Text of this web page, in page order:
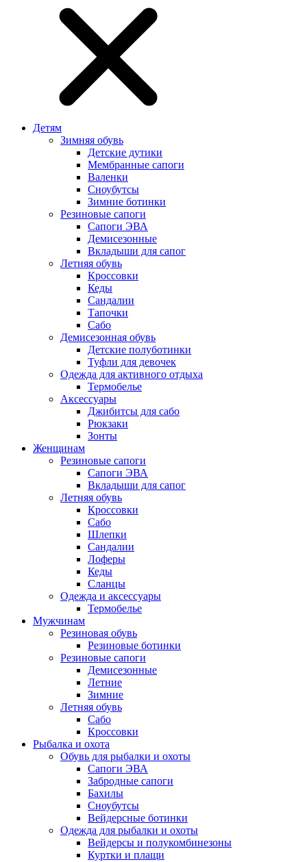
Детям
Зимняя обувь
Детские дутики
Мембранные сапоги
Валенки
Сноубутсы
Зимние ботинки
Резиновые сапоги
Сапоги ЭВА
Демисезонные
Вкладыши для сапог
Летняя обувь
Кроссовки
Кеды
Сандалии
Тапочки
Сабо
Демисезонная обувь
Детские полуботинки
Туфли для девочек
Одежда для активного отдыха
Термобелье
Аксессуары
Джибитсы для сабо
Рюкзаки
Зонты
Женщинам
Резиновые сапоги
Cапоги ЭВА
Вкладыши для сапог
Летняя обувь
Кроссовки
Сабо
Шлепки
Сандалии
Лоферы
Кеды
Сланцы
Одежда и аксессуары
Термобелье
Мужчинам
Резиновая обувь
Резиновые ботинки
Резиновые сапоги
Демисезонные
Летние
Зимние
Летняя обувь
Сабо
Кроссовки
Рыбалка и охота
Обувь для рыбалки и охоты
Сапоги ЭВА
Забродные сапоги
Бахилы
Сноубутсы
Вейдерсные ботинки
Одежда для рыбалки и охоты
Вейдерсы и полукомбинезоны
Куртки и плащи